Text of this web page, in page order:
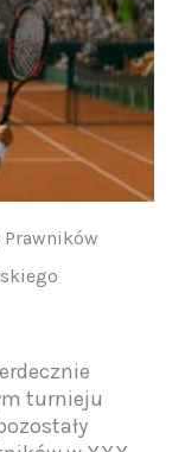
Prawników
turnieju